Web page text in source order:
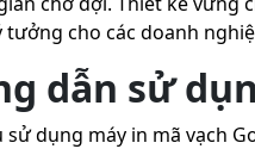
tưởng cho các doanh
dẫn sử
dụng máy in mã vạch